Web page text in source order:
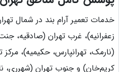
خدمات تعمیر آرام بند در شمال
زعفرانیه)، غرب تهران (صادقیه،
(نارمک، تهرانپارس، حکیمیه)، مرکز
کریم‌خان) و جنوب تهران (شهرری،